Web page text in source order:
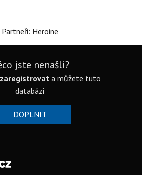
Partneři: Heroine
jste nenašli?
zaregistrovat a můžete tuto
databázi
DOPLNIT